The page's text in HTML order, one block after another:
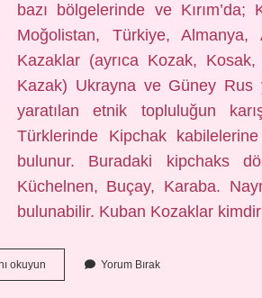
bazı bölgelerinde ve
Moğolistan, Türkiye,
Kazaklar (ayrıca Kozak,
Kazak) Ukrayna ve Güney Rus
yaratılan etnik topluluğun
Türklerinde Kipchak
bulunur. Buradaki kipchaks
Küchelnen, Buçay, Karaba.
bulunabilir. Kuban Kozaklar
okuyun Kozaklar
Nerede
Yorum Bırak